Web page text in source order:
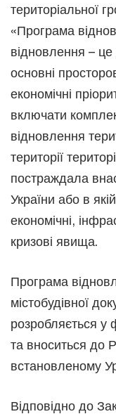
територіальної
«Програма
відновлення –
основні
економічні
включати
відновлення
території
постраждала
України або в
економічні,
кризові явища.
Програма
містобудівної
розробляється у
та вноситься до
встановленому
Відповідно до